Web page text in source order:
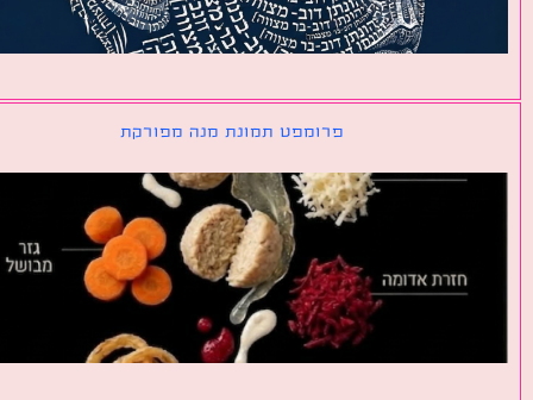
פרומפט תמונת מנה מפורקת